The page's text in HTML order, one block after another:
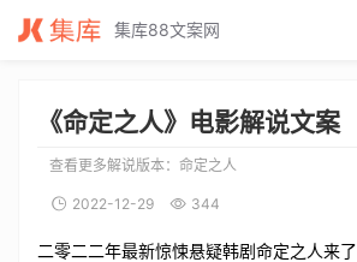
命定之人电影解说文案_命定之人电影解说词_命定之人电影解说稿
集库88文案网
《命定之人》电影解说文案
查看更多解说版本： 命定之人
2022-12-29 344
二零二二年最新惊悚悬疑韩剧命定之人来了